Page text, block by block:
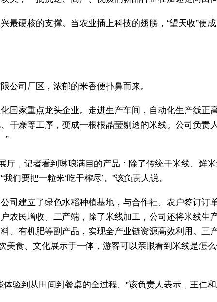
最硬核的支撑。当农业插上科技的翅膀，“望天收”便成
公司厂区，浓郁的米香便扑鼻而来。
国家重点龙头企业。走进生产车间，自动化生产线正
干燥等工序，变成一根根晶莹剔透的米线。公司负责
”
厅，记者看到琳琅满目的产品：除了传统干米线、鲜
要把一粒米‘吃干榨尽’。”该负责人说。
司建立了绿色水稻种植基地，与合作社、农户签订订
农民增收。二产端，除了米线加工，公司还将米线生
、有机肥等副产品，实现全产业链资源高效利用。三
美食、文化展示于一体，游客可以亲眼看到米线是怎
验到从田间到餐桌的全过程。”该负责人表示，王仁